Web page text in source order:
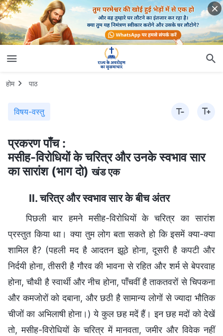
होम पाठ
विषय-वस्तु
प्रकरण पाँच :
मसीह-विरोधियों के चरित्र और उनके स्वभाव सार
का सारांश (भाग दो)खंड एक
II. चरित्र और स्वभाव सार के बीच अंतर
पिछली बार हमने मसीह-विरोधियों के चरित्र का सारांश
प्रस्तुत किया था। क्या तुम लोग बता सकते हो कि इसमें क्या-क्या
शामिल है? (पहली मद है आदतन झूठे होना, दूसरी है कपटी और
निर्दयी होना, तीसरी है गौरव की भावना से रहित और शर्म से बेपरवाह
होना, चौथी है स्वार्थी और नीच होना, पाँचवीं है ताकतवरों से चिपकना
और कमजोरों को दबाना, और छठी है सामान्य लोगों से ज्यादा भौतिक
चीजों का अभिलाषी होना।) ये कुल छह मदें हैं। इन छह मदों को देखें
तो, मसीह-विरोधियों के चरित्र में मानवता, जमीर और विवेक नहीं